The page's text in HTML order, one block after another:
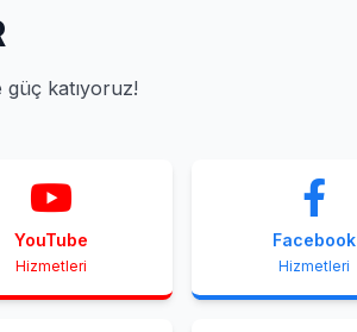
güç katıyoruz!
YouTube
Hizmetleri
Facebook
Hizmetleri